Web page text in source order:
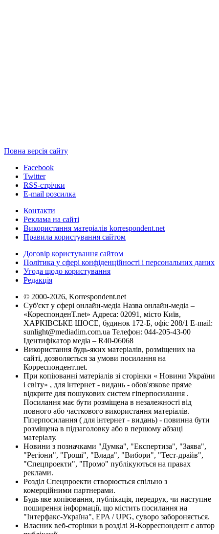
Повна версія сайту
Facebook
Twitter
RSS-стрічки
E-mail розсилка
Контакти
Реклама на сайті
Використання матеріалів korrespondent.net
Правила користування сайтом
Договір користування сайтом
Політика у сфері конфіденційності і персональних даних
Угода щодо користування
Редакція
© 2000-2026, Korrespondent.net
Суб'єкт у сфері онлайн-медіа Назва онлайн-медіа –
«КореспонденТ.net» Адреса: 02091, місто Київ,
ХАРКІВСЬКЕ ШОСЕ, будинок 172-Б, офіс 208/1 E-mail:
sunlight@mediadim.com.ua Телефон: 044-205-43-00
Ідентифікатор медіа – R40-06068
Використання будь-яких матеріалів, розміщених на
сайті, дозволяється за умови посилання на
Корреспондент.net.
При копіюванні матеріалів зі сторінки « Новини України
і світу» , для інтернет - видань - обов'язкове пряме
відкрите для пошукових систем гіперпосилання .
Посилання має бути розміщена в незалежності від
повного або часткового використання матеріалів.
Гіперпосилання ( для інтернет - видань) - повинна бути
розміщена в підзаголовку або в першому абзаці
матеріалу.
Новини з позначками "Думка", "Експертиза", "Заява",
"Регіони", "Гроші", "Влада", "Вибори", "Тест-драйв",
"Спецпроекти", "Промо" публікуються на правах
реклами.
Розділ Спецпроекти створюється спільно з
комерційними партнерами.
Будь яке копіювання, публікація, передрук, чи наступне
поширення інформації, що містить посилання на
"Інтерфакс-Україна", EPA / UPG, суворо забороняється.
Власник веб-сторінки в розділі Я-Корреспондент є автор